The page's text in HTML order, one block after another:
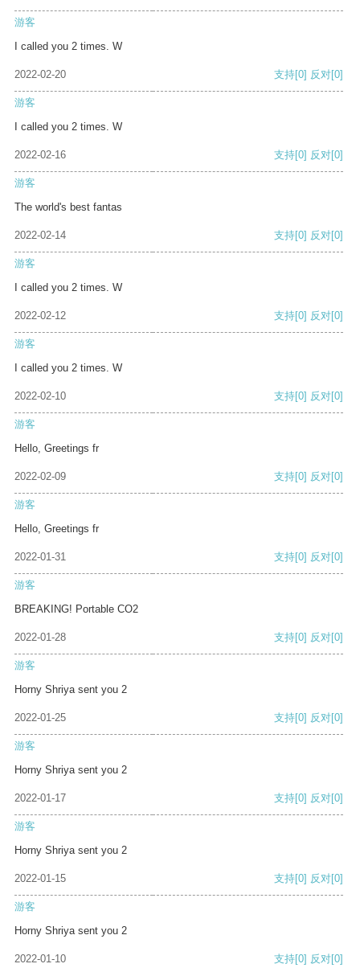
游客
I called you 2 times. W
2022-02-20 支持[0] 反对[0]
游客
I called you 2 times. W
2022-02-16 支持[0] 反对[0]
游客
The world's best fantas
2022-02-14 支持[0] 反对[0]
游客
I called you 2 times. W
2022-02-12 支持[0] 反对[0]
游客
I called you 2 times. W
2022-02-10 支持[0] 反对[0]
游客
Hello, Greetings fr
2022-02-09 支持[0] 反对[0]
游客
Hello, Greetings fr
2022-01-31 支持[0] 反对[0]
游客
BREAKING! Portable CO2
2022-01-28 支持[0] 反对[0]
游客
Horny Shriya sent you 2
2022-01-25 支持[0] 反对[0]
游客
Horny Shriya sent you 2
2022-01-17 支持[0] 反对[0]
游客
Horny Shriya sent you 2
2022-01-15 支持[0] 反对[0]
游客
Horny Shriya sent you 2
2022-01-10 支持[0] 反对[0]